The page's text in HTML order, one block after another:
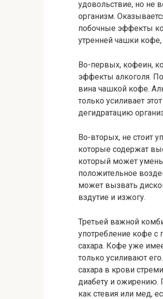
удовольствие, но не
организм.
побочные эффекты
утренней чашки кофе,
Во-первых, кофеин,
эффекты алкоголя.
вина чашкой кофе.
только усиливает
дегидратацию
Во-вторых, не стоит
которые содержат
который может
положительное
может вызвать
вздутие и изжогу.
Третьей важной
употребление кофе с
сахара. Кофе уже
только усиливают
сахара в крови
диабету и ожирению.
как стевия или мед,